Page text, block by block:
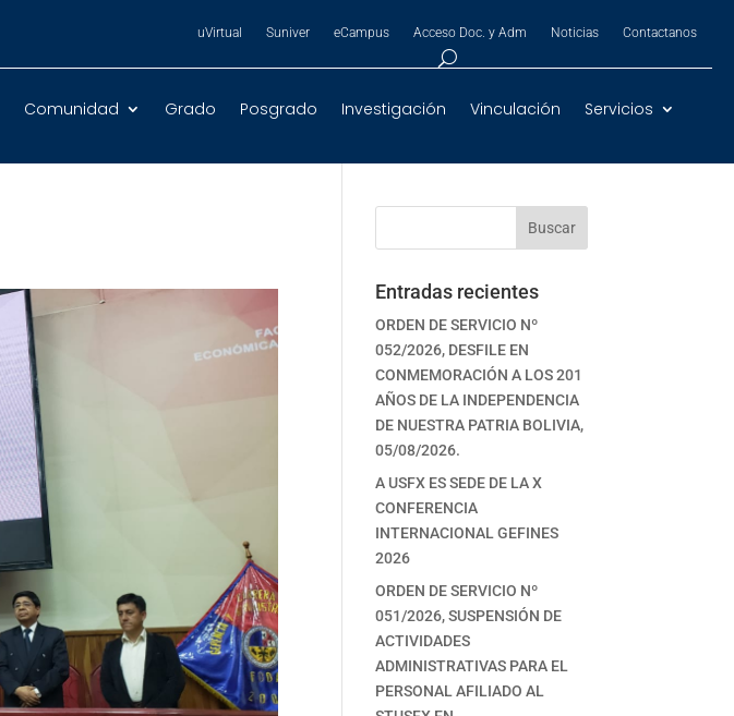
uVirtual Suniver eCampus Acceso Doc. y Adm Noticias Contactanos
Comunidad Grado Posgrado Investigación Vinculación Servicios
Buscar
Entradas recientes
ORDEN DE SERVICIO Nº
052/2026, DESFILE EN
CONMEMORACIÓN A LOS 201
AÑOS DE LA INDEPENDENCIA
DE NUESTRA PATRIA BOLIVIA,
05/08/2026.
A USFX ES SEDE DE LA X
CONFERENCIA
INTERNACIONAL GEFINES
2026
ORDEN DE SERVICIO Nº
051/2026, SUSPENSIÓN DE
ACTIVIDADES
ADMINISTRATIVAS PARA EL
PERSONAL AFILIADO AL